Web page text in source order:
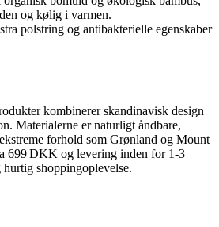
og kølig i varmen.
polstring og antibakterielle egenskaber
kombinerer skandinavisk design
Materialerne er naturligt åndbare,
forhold som Grønland og Mount
699 DKK og levering inden for 1‑3
shoppingoplevelse.